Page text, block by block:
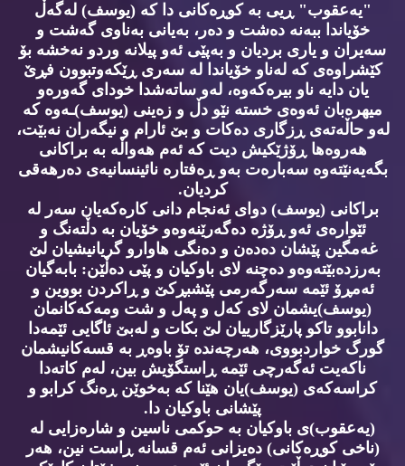
"یەعقوب" ڕیی بە کوڕەکانی دا کە (یوسف) لەگەڵ
خۆیاندا ببەنە دەشت و دەر، بەیانی بەناوی گەشت و
سەیران و یاری بردیان و بەپێی ئەو پیلانە وردو نەخشە بۆ
کێشراوەی کە لەناو خۆیاندا لە سەری ڕێکەوتبوون فڕێ
یان دایە ناو بیرەکەوە، لەو ساتەشدا خودای گەورەو
میهرەبان ئەوەی خستە نێو دڵ و زەینی (یوسف)ـەوە کە
لەو حاڵەتەی ڕزگاری دەکات و بێ ئارام و نیگەران نەبێت،
هەروەها ڕۆژێکیش دیت کە ئەم هەواڵە بە براکانی
بگەیەنێتەوە سەبارەت بەو ڕەفتارە نائینسانیەی دەرهەقی
کردیان.
براکانی (یوسف) دوای ئەنجام دانی کارەکەیان سەر لە
ئێوارەی ئەو ڕۆژە دەگەرێنەوەو خۆیان بە دڵتەنگ و
غەمگین پێشان دەدەن و دەنگی هاوارو گریانیشیان لێ
بەرزدەبێتەوەو دەچنە لای باوکیان و پێی دەڵێن: بابەگیان
ئەمڕۆ ئێمە سەرگەرمی پێشبڕکێ و ڕاکردن بووین و
(یوسف)یشمان لای کەل و پەل و شت ومەکەکانمان
دانابوو تاکو پارێزگارییان لێ بکات و لەبێ ئاگایی ئێمەدا
گورگ خواردبووی، هەرچەندە تۆ باوەڕ بە قسەکانیشمان
ناکەیت ئەگەرچی ئێمە ڕاستگۆیش بین، لەم کاتەدا
کراسەکەی (یوسف)یان هێنا کە بەخوێن ڕەنگ کرابو و
پێشانی باوکیان دا.
(یەعقوب)ی باوکیان بە حوکمی ناسین و شارەزایی لە
(ناخی کوڕەکانی) دەیزانی ئەم قسانە ڕاست نین، هەر